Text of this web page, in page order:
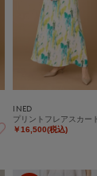
INED
プリントフレアスカー
￥16,500(税込)